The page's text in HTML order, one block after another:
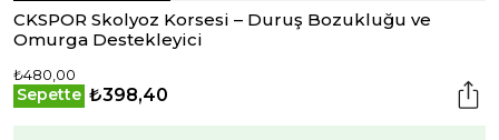
CKSPOR Skolyoz Korsesi – Duruş Bozukluğu ve
Omurga Destekleyici
₺480,00
Sepette ₺398,40